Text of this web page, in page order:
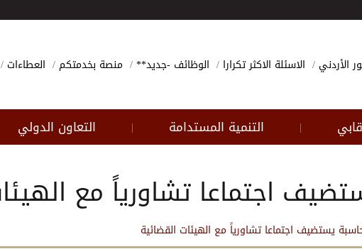
الأردني الاسئلة الاكثر تكرارا الوظائف -جديد** منصة بخدمتكم العطاءات
| التنمية المستدامة | التعاون الدولي
اجتماعا تشاورياً مع
يستضيف اجتماعا تشاورياً مع الهيئات القضائية